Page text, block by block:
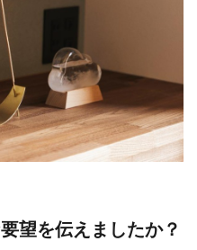
望を伝えましたか？